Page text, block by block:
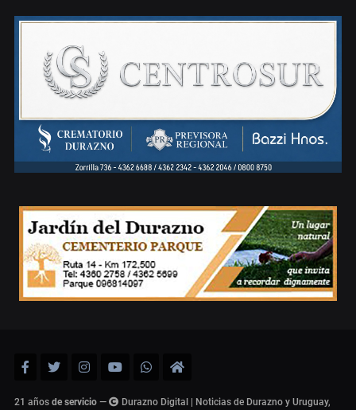
21 años de servicio — Durazno Digital | Noticias de Durazno y Uruguay,